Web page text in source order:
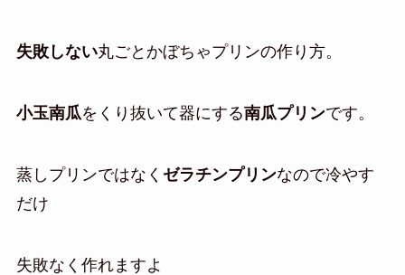
失敗しない丸ごとかぼちゃプリンの作り方。
小玉南瓜をくり抜いて器にする南瓜プリンです。
蒸しプリンではなく ゼラチンプリンなので冷やす
だけ
失敗なく作れますよ